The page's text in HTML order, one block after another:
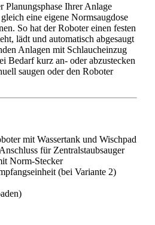
Planungsphase Ihrer Anlage
eine eigene Normsaugdose
So hat der Roboter einen festen
lädt und automatisch abgesaugt
Anlagen mit Schlaucheinzug
Bedarf kurz an- oder abzustecken
saugen oder den Roboter
mit Wassertank und Wischpad
für Zentralstaubsauger
Norm-Stecker
(bei Variante 2)